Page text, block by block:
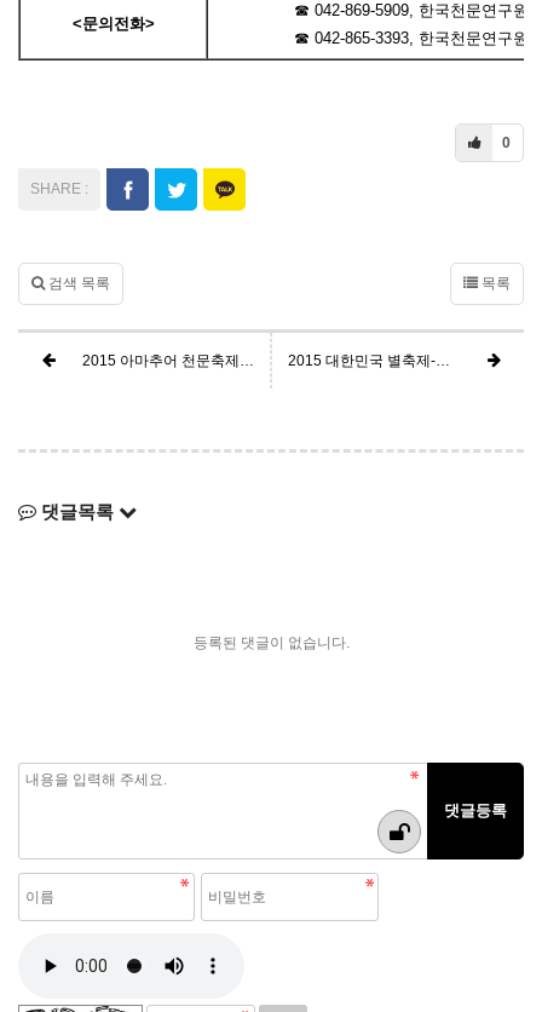
<문의전화>
☎ 042-869-5909, 한국천문연구원
☎ 042-865-3393, 한국천문연구원
0
검색 목록 목록
2015 아마추어 천문축제 한마당 알림 2015 대한민국 별축제-대구
댓글목록
등록된 댓글이 없습니다.